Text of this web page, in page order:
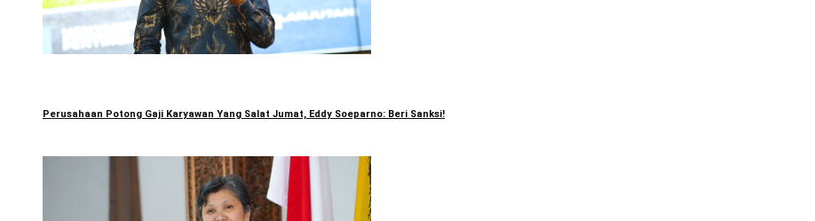
Perusahaan Potong Gaji Karyawan Yang Salat Jumat, Eddy Soeparno: Beri Sanksi!